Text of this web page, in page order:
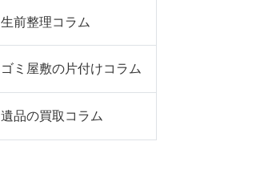
生前整理コラム
ゴミ屋敷の片付けコラム
遺品の買取コラム